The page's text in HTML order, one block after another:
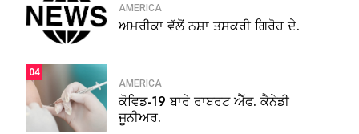
AMERICA
ਅਮਰੀਕਾ ਵੱਲੋਂ ਨਸ਼ਾ ਤਸਕਰੀ ਗਿਰੋਹ ਦੇ.
04
AMERICA
ਕੋਵਿਡ-19 ਬਾਰੇ ਰਾਬਰਟ ਐੱਫ. ਕੈਨੇਡੀ
ਜੂਨੀਅਰ.